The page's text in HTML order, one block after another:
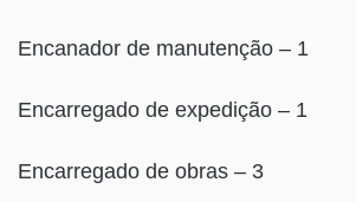
Encanador de manutenção – 1
Encarregado de expedição – 1
Encarregado de obras – 3